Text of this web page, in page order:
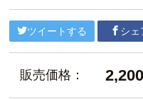
ツイートする シェ
販売価格：